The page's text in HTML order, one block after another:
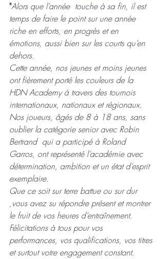
"Alors que l’année  touche à sa fin, il est
temps de faire le point sur une année
riche en efforts, en progrès et en
émotions, aussi bien sur les courts qu’en
dehors.
Cette année, nos jeunes et moins jeunes
ont fièrement porté les couleurs de la
HDN Academy à travers des tournois
internationaux, nationaux et régionaux.
Nos joueurs, âgés de 8 à 18 ans, sans
oublier la catégorie senior avec Robin
Bertrand  qui a participé à Roland
Garros, ont représenté l’académie avec
détermination, ambition et un état d’esprit
exemplaire.
Que ce soit sur terre battue ou sur dur
,vous avez su répondre présent et montrer
le fruit de vos heures d’entraînement.
Félicitations à tous pour vos
performances, vos qualifications, vos titres
et surtout votre engagement constant.